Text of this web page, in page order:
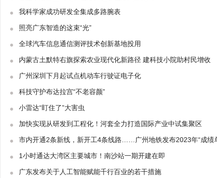
我科学家成功研发全集成多路腕表
照亮广东智造的这束“光”
全球汽车信息通信测评技术创新基地投用
内蒙古土默特右旗探索农业现代化新路径 建科技小院助村民增收
广州深圳下月起试点机动车行驶证电子化
科技守护布达拉宫“不老容颜”
小雷达“盯住了”大害虫
加快实现从研发到工程化！河套全力打造国际产业中试集聚区
市内开通2条新线，新开工4条线路……广州地铁发布2023年“成绩
1小时通达大湾区主要城市！南沙站一期开建在即
广东发布关于人工智能赋能千行百业的若干措施